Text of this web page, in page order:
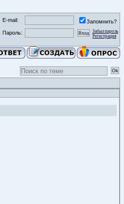
E-mail:
Запомнить?
Пароль:
Забыл пароль
Регистрация